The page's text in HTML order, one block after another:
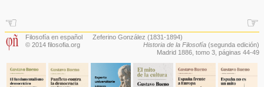
☜ ☞
Filosofía en español
© 2014 filosofia.org
Zeferino González (1831-1894)
Historia de la Filosofía(segunda edición)
Madrid 1886, tomo 3, páginas 44-49